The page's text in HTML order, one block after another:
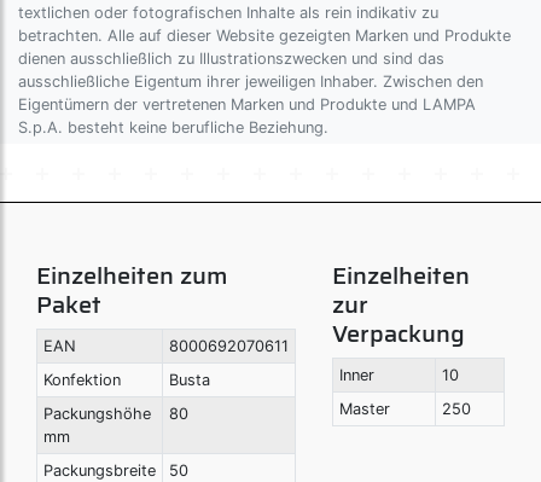
textlichen oder fotografischen Inhalte als rein indikativ zu
betrachten. Alle auf dieser Website gezeigten Marken und Produkte
dienen ausschließlich zu Illustrationszwecken und sind das
ausschließliche Eigentum ihrer jeweiligen Inhaber. Zwischen den
Eigentümern der vertretenen Marken und Produkte und LAMPA
S.p.A. besteht keine berufliche Beziehung.
Einzelheiten zum
Paket
EAN
8000692070611
Konfektion
Busta
Packungshöhe
mm
80
Packungsbreite
50
Einzelheiten
zur
Verpackung
Inner
10
Master
250